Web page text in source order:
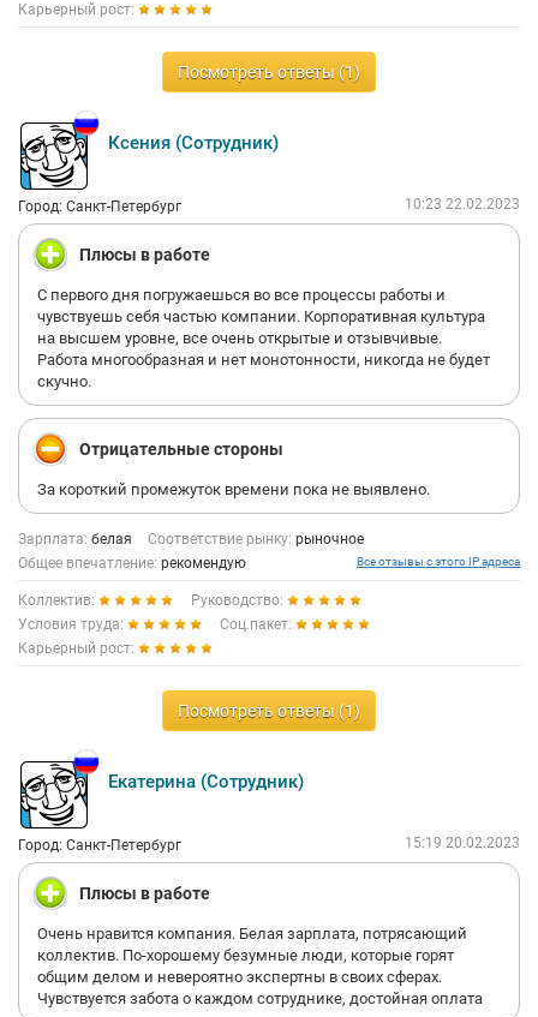
Карьерный рост:
Посмотреть ответы (1)
Ксения (Сотрудник)
Город: Санкт-Петербург 10:23 22.02.2023
Плюсы в работе
С первого дня погружаешься во все процессы работы и
чувствуешь себя частью компании. Корпоративная культура
на высшем уровне, все очень открытые и отзывчивые.
Работа многообразная и нет монотонности, никогда не будет
скучно.
Отрицательные стороны
За короткий промежуток времени пока не выявлено.
Зарплата: белая Соответствие рынку: рыночное
Общее впечатление: рекомендую Все отзывы с этого IP адреса
Коллектив:
Руководство:
Условия труда:
Соц.пакет:
Карьерный рост:
Посмотреть ответы (1)
Екатерина (Сотрудник)
Город: Санкт-Петербург 15:19 20.02.2023
Плюсы в работе
Очень нравится компания. Белая зарплата, потрясающий
коллектив. По-хорошему безумные люди, которые горят
общим делом и невероятно экспертны в своих сферах.
Чувствуется забота о каждом сотруднике, достойная оплата